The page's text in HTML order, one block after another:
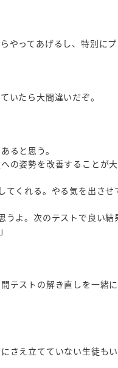
ってあげるし、特別に
いたら大間違いだぞ。
ると思う。
の姿勢を改善することが大
くれる。やる気を出させ
よ。次のテストで良い
テストの解き直しを一緒に
さえ立てていない生徒もい